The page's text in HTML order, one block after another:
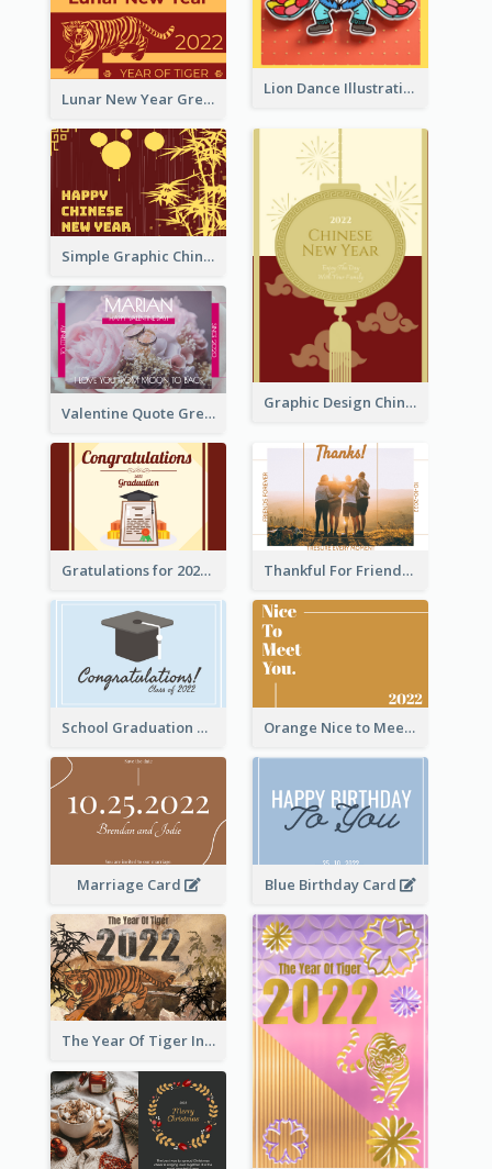
Lion Dance Illustration Photo Greeting Card
Lunar New Year Greeting Card With Tiger Illustration
Simple Graphic Chinese New Year In Red And Yellow
Graphic Design Chinese New Year Greeting Card With Decorations
Valentine Quote Greeting Card
Gratulations for 2020 Graduation Greeting Card Thankful For Friendship Greeting Card
School Graduation Celebration Card Orange Nice to Meet You Greeting Card
Marriage Card Blue Birthday Card
The Year Of Tiger Ink Illustration New Year Greeting Card